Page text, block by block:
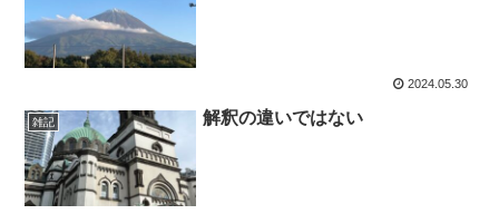
2024.05.30
雑記 解釈の違いではない